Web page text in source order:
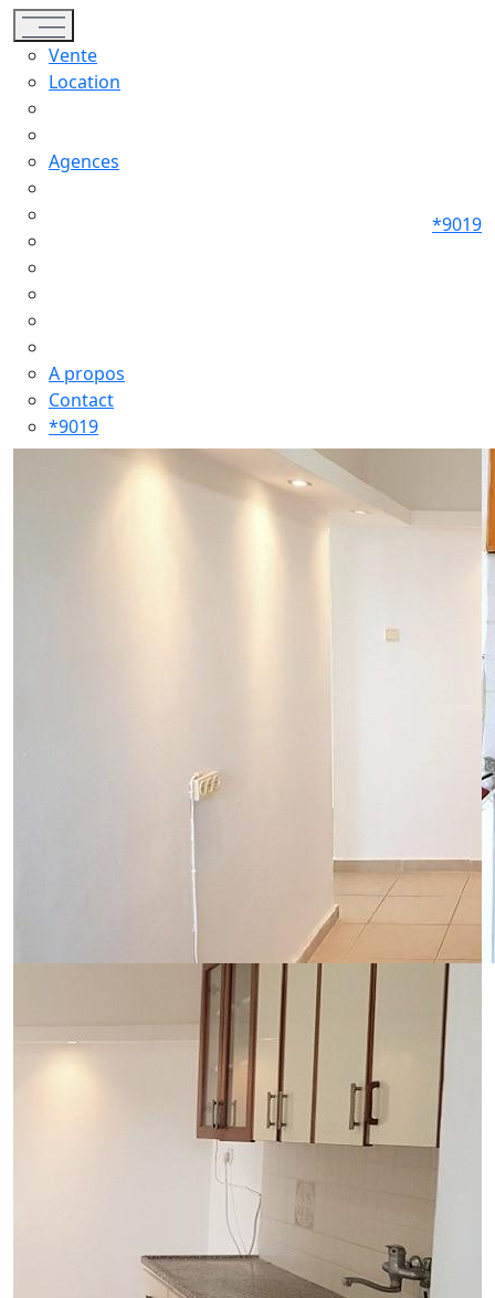
Toggle navigation
Vente
Location
Agences
A propos
Contact
*9019
*9019